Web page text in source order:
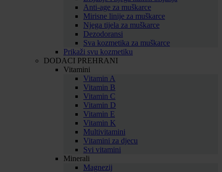
Anti-age za muškarce
Mirisne linije za muškarce
Njega tijela za muškarce
Dezodoransi
Sva kozmetika za muškarce
Prikaži svu kozmetiku
DODACI PREHRANI
Vitamini
Vitamin A
Vitamin B
Vitamin C
Vitamin D
Vitamin E
Vitamin K
Multivitamini
Vitamini za djecu
Svi vitamini
Minerali
Magnezij